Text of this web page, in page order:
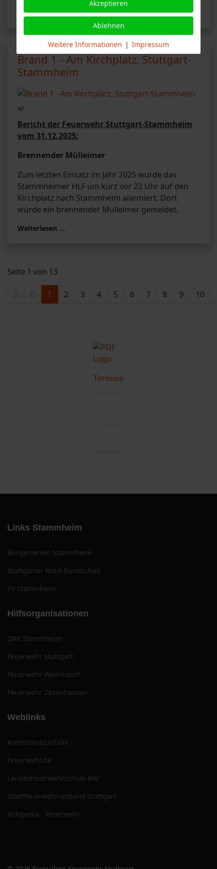
Weiterlesen …
Brand 1 - Am Kirchplatz, Stuttgart-
Stammheim
AF
Bericht der Feuerwehr Stuttgart-Stammheim
vom 31.12.2025:
Brennender Mülleimer
Zum letzten Einsatz im Jahr 2025 wurde das
Stammheimer HLF um kurz vor 22 Uhr auf den
Kirchplatz nach Stammheim alarmiert. Dort
wurde ein brennender Mülleimer gemeldet.
Weiterlesen …
Seite 1 von 13
1 2 3 4 5 6 7 8 9 10
Termine
Links Stammheim
Bürgerverein Stammheim
Stuttgarter Nord-Rundschau
TV Stammheim
Hilfsorganisationen
DRK Stammheim
Feuerwehr Stuttgart
Feuerwehr Weilimdorf
Feuerwehr Zazenhausen
Weblinks
Atemschutzunfälle
Feuerwehr.de
Landesfeuerwehrschule BW
Stadtfeuerwehrverband Stuttgart
Wikipedia - Feuerwehr
Akzeptieren
Ablehnen
Weitere Informationen | Impressum